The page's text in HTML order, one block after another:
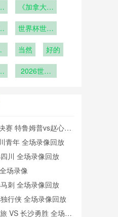
在线直播
VS埃及直
《加拿大球
对”：零下
世界杯世界
主表现
当然 好的
2026世界
赛 特鲁姆普vs赵心童
青年 全场录像回放
川 全场录像回放
场录像
刺 全场录像回放
行侠 全场录像回放
VS 长沙勇胜 全场录